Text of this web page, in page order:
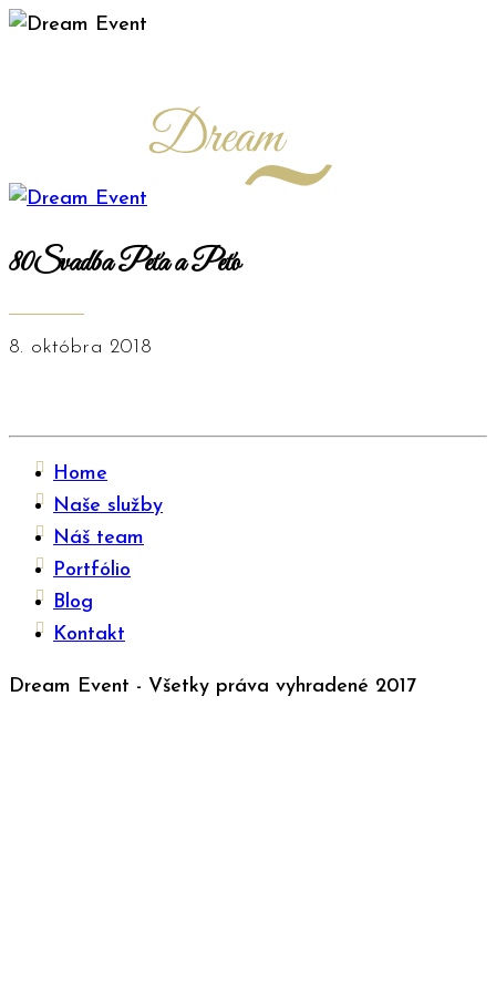
80Svadba Peťa a Peťo
8. októbra 2018
Home
Naše služby
Náš team
Portfólio
Blog
Kontakt
Dream Event - Všetky práva vyhradené 2017